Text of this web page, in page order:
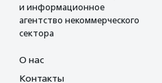
и информационное
агентство некоммерческого
сектора
О нас
Контакты